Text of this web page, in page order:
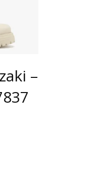
–